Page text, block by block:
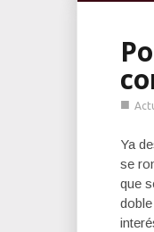
■
Ya
se
que